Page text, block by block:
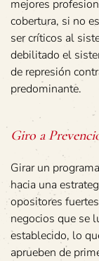
mejores
cobertura, si no
ser críticos al
debilitado el
de represión
predominante.
Giro a
Girar un
hacia una
opositores
negocios que se
establecido, lo
aprueben de